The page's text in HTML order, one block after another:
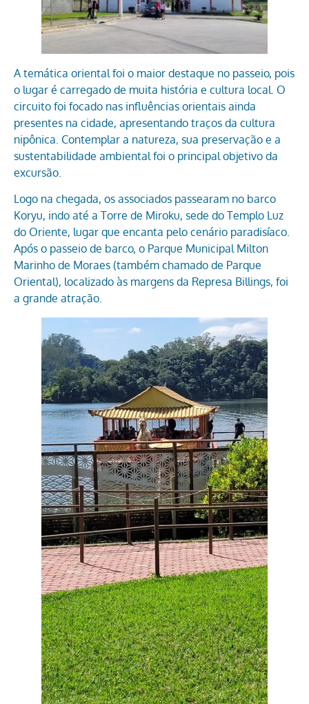
A temática oriental foi o maior destaque no passeio, pois
o lugar é carregado de muita história e cultura local. O
circuito foi focado nas influências orientais ainda
presentes na cidade, apresentando traços da cultura
nipônica. Contemplar a natureza, sua preservação e a
sustentabilidade ambiental foi o principal objetivo da
excursão.
Logo na chegada, os associados passearam no barco
Koryu, indo até a Torre de Miroku, sede do Templo Luz
do Oriente, lugar que encanta pelo cenário paradisíaco.
Após o passeio de barco, o Parque Municipal Milton
Marinho de Moraes (também chamado de Parque
Oriental), localizado às margens da Represa Billings, foi
a grande atração.